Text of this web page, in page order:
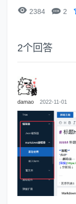
 2384  2
2个回答
damao 2022-11-01